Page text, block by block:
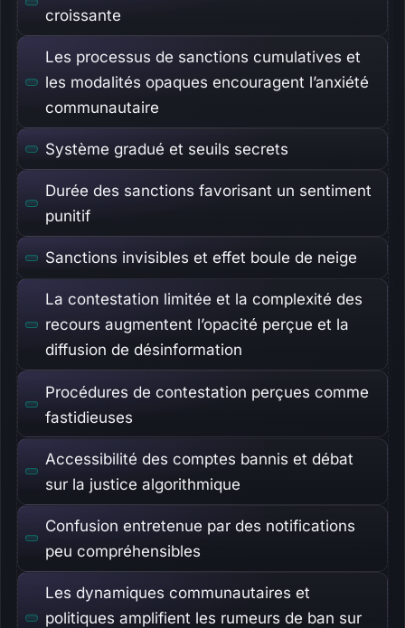
croissante
Les processus de sanctions cumulatives et
les modalités opaques encouragent l’anxiété
communautaire
Système gradué et seuils secrets
Durée des sanctions favorisant un sentiment
punitif
Sanctions invisibles et effet boule de neige
La contestation limitée et la complexité des
recours augmentent l’opacité perçue et la
diffusion de désinformation
Procédures de contestation perçues comme
fastidieuses
Accessibilité des comptes bannis et débat
sur la justice algorithmique
Confusion entretenue par des notifications
peu compréhensibles
Les dynamiques communautaires et
politiques amplifient les rumeurs de ban sur